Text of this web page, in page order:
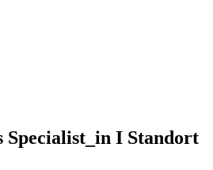
Specialist_in I Standort